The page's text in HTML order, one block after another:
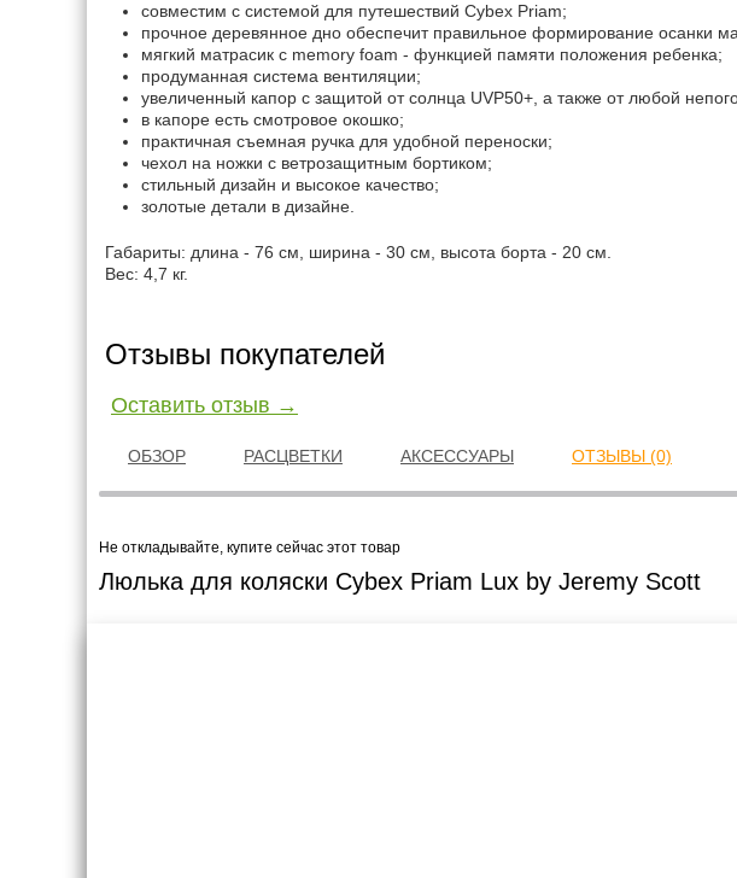
совместим с системой для путешествий Cybex Priam;
прочное деревянное дно обеспечит правильное формирование осанки
мягкий матрасик с memory foam - функцией памяти положения ребенка;
продуманная система вентиляции;
увеличенный капор с защитой от солнца UVP50+, а также от любой
в капоре есть смотровое окошко;
практичная съемная ручка для удобной переноски;
чехол на ножки с ветрозащитным бортиком;
стильный дизайн и высокое качество;
золотые детали в дизайне.
Габариты: длина - 76 см, ширина - 30 см, высота борта - 20 см.
Вес: 4,7 кг.
Отзывы покупателей
Оставить отзыв →
ОБЗОР РАСЦВЕТКИ АКСЕССУАРЫ ОТЗЫВЫ (0)
Не откладывайте, купите сейчас этот товар
Люлька для коляски Cybex Priam Lux by Jeremy Scott